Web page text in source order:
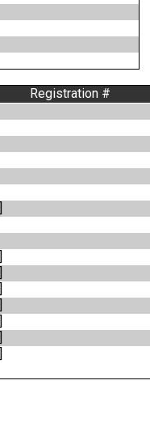
Registration #